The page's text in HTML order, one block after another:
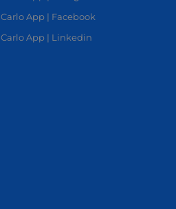
Carlo App | Facebook
Carlo App | Linkedin